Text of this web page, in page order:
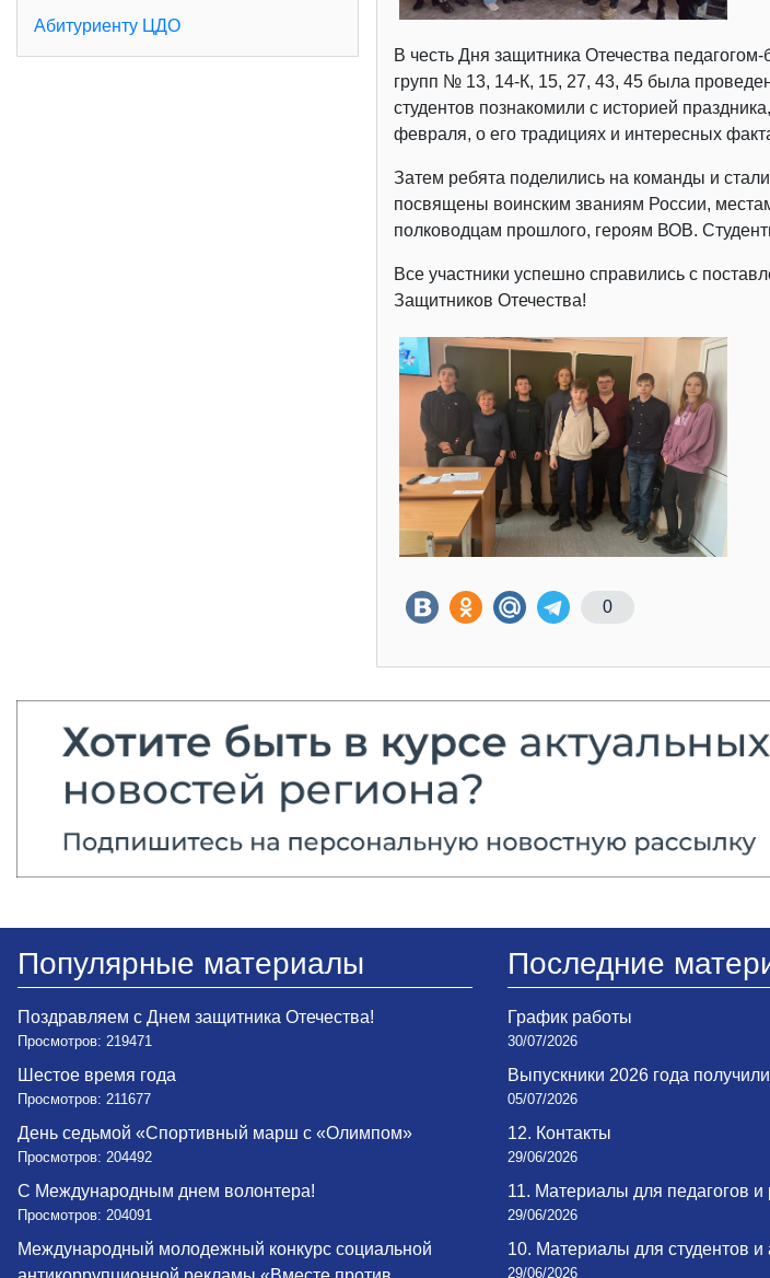
Абитуриенту ЦДО
В честь Дня защитника Отечества
групп № 13, 14-К, 15, 27, 43, 45 была
студентов познакомили с историей
февраля, о его традициях и интересных
Затем ребята поделились на команды и
посвящены воинским званиям России,
полководцам прошлого, героям ВОВ.
Все участники успешно справились с
Защитников Отечества!
0
Популярные материалы
Поздравляем с Днем защитника Отечества!
Просмотров: 219471
Шестое время года
Просмотров: 211677
День седьмой «Спортивный марш с «Олимпом»
Просмотров: 204492
С Международным днем волонтера!
Просмотров: 204091
Международный молодежный конкурс социальной
Последние
График работы
30/07/2026
Выпускники 2026 года
05/07/2026
12. Контакты
29/06/2026
11. Материалы для педагогов и
29/06/2026
10. Материалы для студентов и
29/06/2026